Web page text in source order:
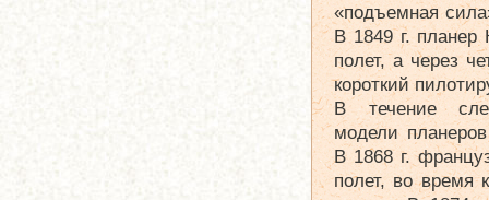
«подъемная
В 1849 г.
полет, а через
короткий
В течение
модели
В 1868 г.
полет, во время